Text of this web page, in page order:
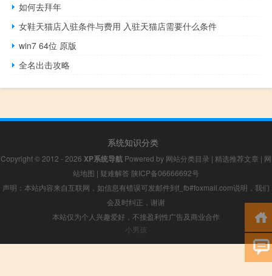
如何去拜年
女鞋天猫店入驻条件与费用 入驻天猫店需要什么条件
win7 64位 原版
全名出击攻略
系统知识分类
Copyright © 2012 - 2026 XP系统导航 Powered by 网站分类目录 | 精选推荐文章 | 网
站地图 | 疑难解答 陕ICP备06666692号
声明：本站内容来自互联网，如信息有错误可发邮件到f_fb#foxmail.com说明，我们
会及时纠正，谢谢
本站仅为个人兴趣爱好，不接盈利性广告及商业合作
小男孩